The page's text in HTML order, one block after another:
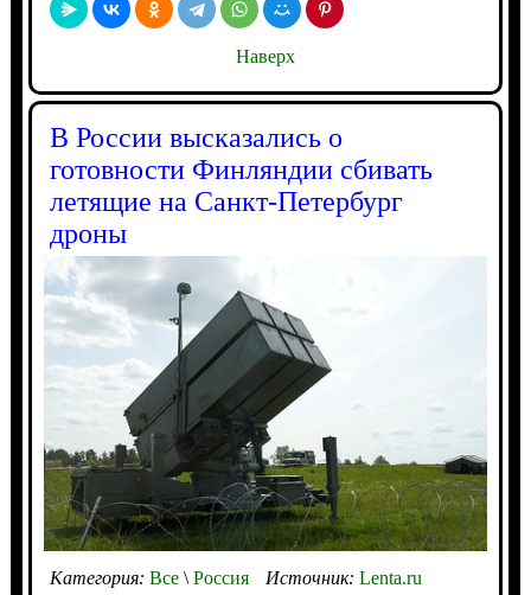
Наверх
В России высказались о
готовности Финляндии сбивать
летящие на Санкт-Петербург
дроны
Категория: Все\Россия Источник: Lenta.ru